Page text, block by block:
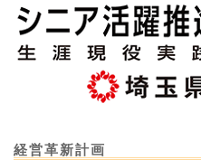
経営革新計画